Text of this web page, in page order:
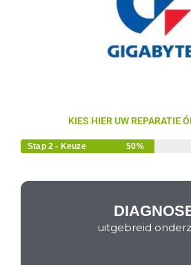
KIES HIER UW REPARATIE
Stap 2 - Keuze 50%
uitgebreid